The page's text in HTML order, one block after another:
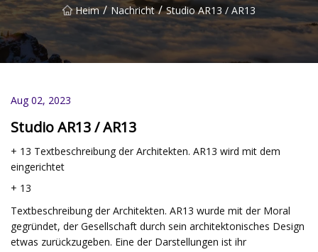
Heim / Nachricht / Studio AR13 / AR13
Aug 02, 2023
Studio AR13 / AR13
+ 13 Textbeschreibung der Architekten. AR13 wird mit dem
eingerichtet
+ 13
Textbeschreibung der Architekten. AR13 wurde mit der Moral
gegründet, der Gesellschaft durch sein architektonisches Design
etwas zurückzugeben. Eine der Darstellungen ist ihr